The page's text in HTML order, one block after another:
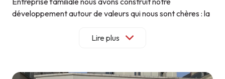
développement autour de valeurs qui nous sont chères : la
Parce que chaque projet est unique, nous privilégions un
Notre équipe réunit des professionnels spécialisés en
Lire plus